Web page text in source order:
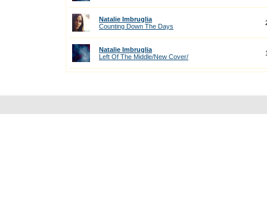
Natalie Imbruglia
Counting Down The Days
Natalie Imbruglia
Left Of The Middle/New Cover/